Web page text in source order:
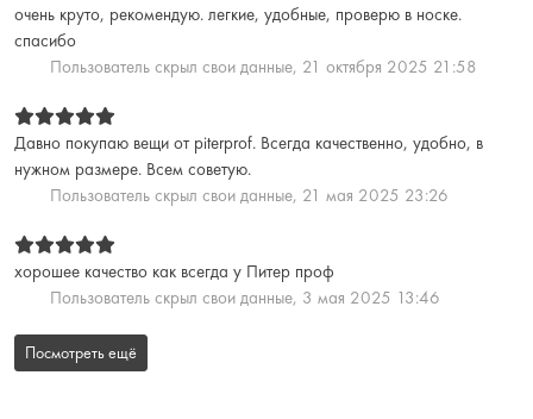
очень круто, рекомендую. легкие, удобные, проверю в носке.
спасибо
Пользователь скрыл свои данные, 21 октября 2025 21:58
Давно покупаю вещи от piterprof. Всегда качественно, удобно, в
нужном размере. Всем советую.
Пользователь скрыл свои данные, 21 мая 2025 23:26
хорошее качество как всегда у Питер проф
Пользователь скрыл свои данные, 3 мая 2025 13:46
Посмотреть ещё